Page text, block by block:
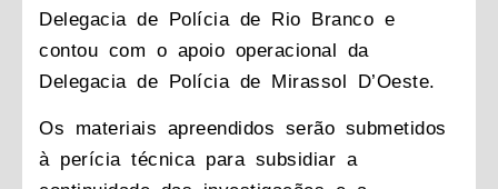
Delegacia de Polícia de Rio Branco e
contou com o apoio operacional da
Delegacia de Polícia de Mirassol D’Oeste.
Os materiais apreendidos serão submetidos
à perícia técnica para subsidiar a